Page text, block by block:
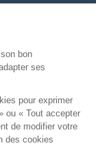
bon
ses
pour exprimer
ou « Tout accepter
de modifier votre
des cookies